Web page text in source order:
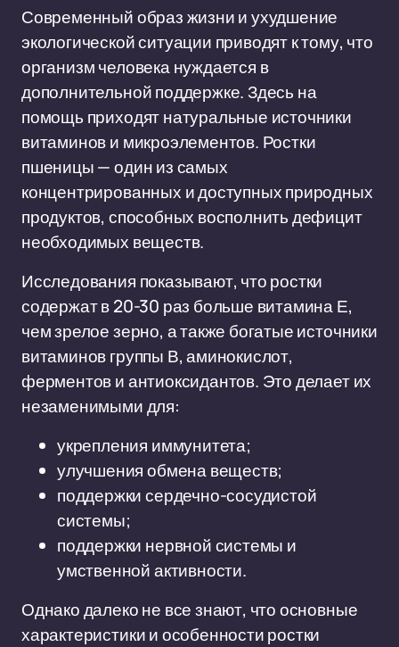
Современный образ жизни и ухудшение
экологической ситуации приводят к тому, что
организм человека нуждается в
дополнительной поддержке. Здесь на
помощь приходят натуральные источники
витаминов и микроэлементов. Ростки
пшеницы — один из самых
концентрированных и доступных природных
продуктов, способных восполнить дефицит
необходимых веществ.
Исследования показывают, что ростки
содержат в 20-30 раз больше витамина Е,
чем зрелое зерно, а также богатые источники
витаминов группы В, аминокислот,
ферментов и антиоксидантов. Это делает их
незаменимыми для:
укрепления иммунитета;
улучшения обмена веществ;
поддержки сердечно-сосудистой
системы;
поддержки нервной системы и
умственной активности.
Однако далеко не все знают, что основные
характеристики и особенности ростки